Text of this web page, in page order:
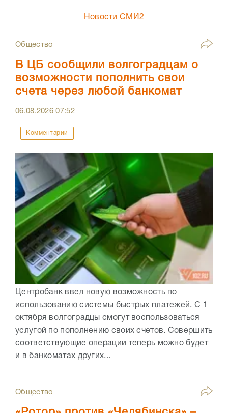
Новости СМИ2
Общество
В ЦБ сообщили волгоградцам о
возможности пополнить свои
счета через любой банкомат
06.08.202607:52
Комментарии
Центробанк ввел новую возможность по
использованию системы быстрых платежей. С 1
октября волгоградцы смогут воспользоваться
услугой по пополнению своих счетов. Совершить
соответствующие операции теперь можно будет
и в банкоматах других...
Общество